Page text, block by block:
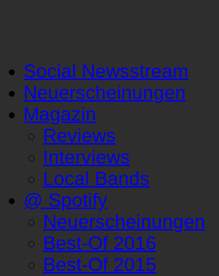
Social Newsstream
Neuerscheinungen
Magazin
Reviews
Interviews
Local Bands
@ Spotify
Neuerscheinungen
Best-Of 2016
Best-Of 2015